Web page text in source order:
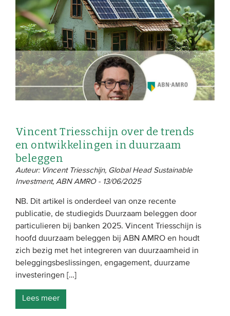
EVENEMENTEN
Van de VBDO
Van leden & partners
MEDIA
Webinars
Video’s
WIE WE ZIJN
Vereniging
Onze leden
Vincent Triesschijn over de trends
en ontwikkelingen in duurzaam
beleggen
Auteur: Vincent Triesschijn, Global Head Sustainable
Investment, ABN AMRO - 13/06/2025
NB. Dit artikel is onderdeel van onze recente
publicatie, de studiegids Duurzaam beleggen door
particulieren bij banken 2025. Vincent Triesschijn is
hoofd duurzaam beleggen bij ABN AMRO en houdt
zich bezig met het integreren van duurzaamheid in
beleggingsbeslissingen, engagement, duurzame
investeringen […]
Lees meer